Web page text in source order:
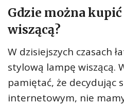
Gdzie można
wiszącą?
W dzisiejszych czasach
stylową lampę wiszącą.
pamiętać, że decydując
internetowym, nie